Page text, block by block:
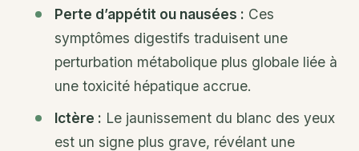
Perte d’appétit ou nausées : Ces
symptômes digestifs traduisent une
perturbation métabolique plus globale liée à
une toxicité hépatique accrue.
Ictère : Le jaunissement du blanc des yeux
est un signe plus grave, révélant une